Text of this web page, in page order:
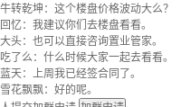
牛转乾坤：这个楼盘价格波动大么？
回忆：我建议你们去楼盘看看。
大头：也可以直接咨询置业管家。
吃了么：什么时候大家一起去看看。
蓝天：上周我已经签合同了。
雪花飘飘：好的呢。